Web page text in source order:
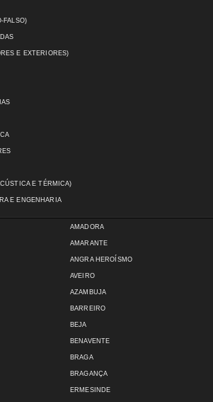
FALSO)
E EXTERIORES)
E TÉRMICA)
E ENGENHARIA
AMADORA
AMARANTE
ANGRA HEROÍSMO
AVEIRO
AZAMBUJA
BARREIRO
BEJA
BENAVENTE
BRAGA
BRAGANÇA
ERMESINDE